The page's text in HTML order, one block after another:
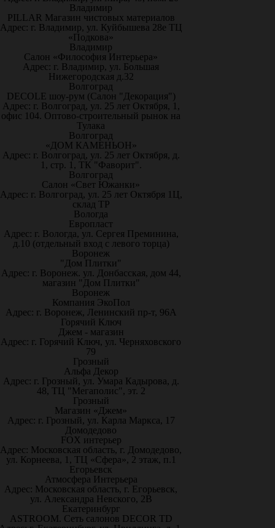
Владимир
PILLAR Магазин чистовых материалов
Адрес: г. Владимир, ул. Куйбышева 28е ТЦ
«Подкова»
Владимир
Салон «Философия Интерьера»
Адрес: г. Владимир, ул. Большая
Нижегородская д.32
Волгоград
DECOLE шоу-рум (Салон "Декорация")
Адрес: г. Волгоград, ул. 25 лет Октября, 1,
офис 104. Оптово-строительный рынок на
Тулака
Волгоград
«ДОМ КАМЕНЬОН»
Адрес: г. Волгоград, ул. 25 лет Октября, д.
1, стр. 1, ТК "Фаворит".
Волгоград
Салон «Свет Южанки»
Адрес: г. Волгоград, ул. 25 лет Октября 1Ц,
склад ТР
Вологда
Европласт
Адрес: г. Вологда, ул. Сергея Преминина,
д.10 (отдельный вход с левого торца)
Воронеж
"Дом Плитки"
Адрес: г. Воронеж. ул. Донбасская, дом 44,
магазин "Дом Плитки"
Воронеж
Компания ЭкоПол
Адрес: г. Воронеж, Ленинский пр-т, 96А
Горячий Ключ
Джем - магазин
Адрес: г. Горячий Ключ, ул. Черняховского
79
Грозный
Альфа Декор
Адрес: г. Грозный, ул. Умара Кадырова, д.
48, ТЦ "Мегаполис", эт. 2
Грозный
Магазин «Джем»
Адрес: г. Грозный, ул. Карла Маркса, 17
Домодедово
FOX интерьер
Адрес: Московская область, г. Домодедово,
ул. Корнеева, 1, ТЦ «Сфера», 2 этаж, п.1
Егорьевск
Атмосфера Интерьера
Адрес: Московская область, г. Егорьевск,
ул. Александра Невского, 2В
Екатеринбург
ASTROOM. Сеть салонов DECOR TD